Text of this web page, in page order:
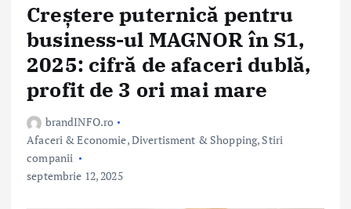
Creștere puternică pentru
business-ul MAGNOR în S1,
2025: cifră de afaceri dublă,
profit de 3 ori mai mare
brandINFO.ro
Afaceri & Economie,Divertisment & Shopping, Stiri
companii
septembrie 12, 2025